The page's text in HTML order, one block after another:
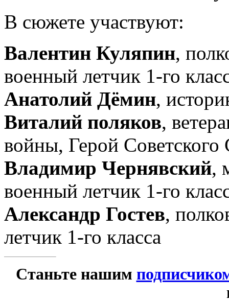
В сюжете участвуют:
Валентин Куляпин,
военный летчик 1-го
Анатолий Дёмин,
Виталий поляков,
войны, Герой Советского
Владимир Чернявский,
военный летчик 1-го
Александр Гостев,
летчик 1-го класса
Станьте нашим